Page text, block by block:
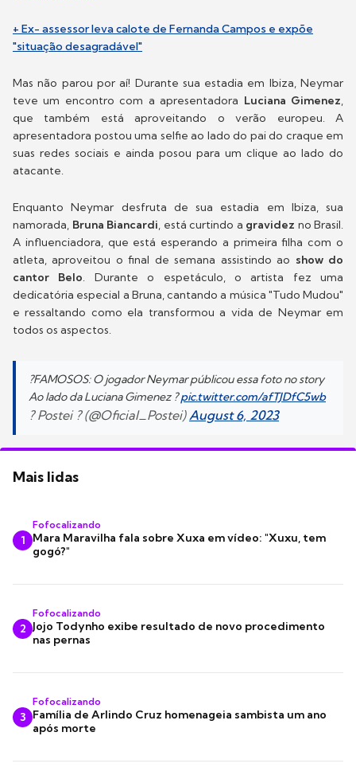
+ Ex- assessor leva calote de Fernanda Campos e expõe
"situação desagradável"
Mas não parou por aí! Durante sua estadia em Ibiza, Neymar
teve um encontro com a apresentadora Luciana Gimenez,
que também está aproveitando o verão europeu. A
apresentadora postou uma selfie ao lado do pai do craque em
suas redes sociais e ainda posou para um clique ao lado do
atacante.
Enquanto Neymar desfruta de sua estadia em Ibiza, sua
namorada, Bruna Biancardi, está curtindo a gravidez no Brasil.
A influenciadora, que está esperando a primeira filha com o
atleta, aproveitou o final de semana assistindo ao show do
cantor Belo. Durante o espetáculo, o artista fez uma
dedicatória especial a Bruna, cantando a música "Tudo Mudou"
e ressaltando como ela transformou a vida de Neymar em
todos os aspectos.
?FAMOSOS: O jogador Neymar públicou essa foto no story
Ao lado da Luciana Gimenez ?pic.twitter.com/afTJDfC5wb
? Postei ? (@Oficial_Postei)August 6, 2023
Mais lidas
1
Fofocalizando
Mara Maravilha fala sobre Xuxa em vídeo: "Xuxu, tem
gogó?"
2
Fofocalizando
Jojo Todynho exibe resultado de novo procedimento
nas pernas
3
Fofocalizando
Família de Arlindo Cruz homenageia sambista um ano
após morte